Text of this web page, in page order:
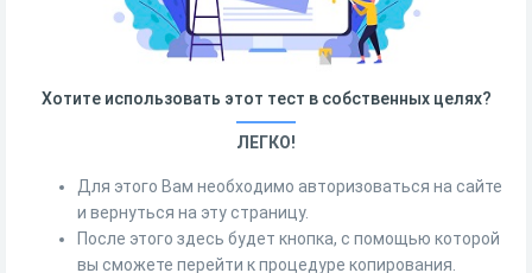
Хотите использовать этот тест в собственных целях?
ЛЕГКО!
Для этого Вам необходимо авторизоваться на сайте
и вернуться на эту страницу.
После этого здесь будет кнопка, с помощью которой
вы сможете перейти к процедуре копирования.